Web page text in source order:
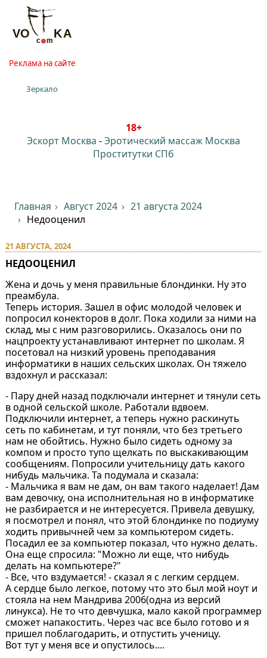
Реклама на сайте
Зеркало
18+
Эскорт Москва -Эротический массаж Москва
Проститутки СПб
Главная Август 2024
21 августа 2024
Недооценил
21 АВГУСТА, 2024
НЕДООЦЕНИЛ
Жена и дочь у меня правильные блондинки. Hу это
преамбула.
Теперь история. Зашел в офис молодой человек и
попросил конекторов в долг. Пока ходили за ними на
склад, мы с ним разговорились. Оказалось они по
нацпроекту устанавливают интернет по школам. Я
посетовал на низкий уровень преподавания
информатики в наших сельских школах. Он тяжело
вздохнул и рассказал:
- Пару дней назад подключали интернет и тянули сеть
в одной сельской школе. Работали вдвоем.
Подключили интернет, а теперь нужно раскинуть
сеть по кабинетам, и тут поняли, что без третьего
нам не обойтись. Hужно было сидеть одному за
компом и просто тупо щелкать по выскакивающим
сообщениям. Попросили учительницу дать какого
нибудь мальчика. Та подумала и сказала:
- Мальчика я вам не дам, он вам такого наделает! Дам
вам девочку, она исполнительная но в информатике
не разбирается и не интересуется. Привела девушку,
я посмотрел и понял, что этой блондинке по подиуму
ходить привычней чем за компьютером сидеть.
Посадил ее за компьютер показал, что нужно делать.
Она еще спросила: "Можно ли еще, что нибудь
делать на компьютере?"
- Все, что вздумается! - сказал я с легким сердцем.
А сердце было легкое, потому что это был мой ноут и
стояла на нем Мандрива 2006(одна из версий
линукса). Hе то что девчушка, мало какой программер
сможет напакостить. Через час все было готово и я
пришел поблагодарить, и отпустить ученицу.
Вот тут у меня все и опустилось....